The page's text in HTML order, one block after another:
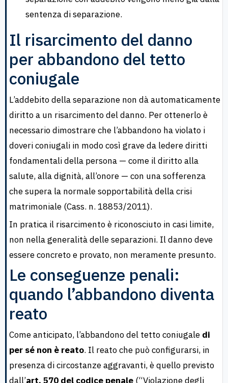
sentenza di separazione.
Il risarcimento del danno
per abbandono del tetto
coniugale
L’addebito della separazione non dà automaticamente
diritto a un risarcimento del danno. Per ottenerlo è
necessario dimostrare che l’abbandono ha violato i
doveri coniugali in modo così grave da ledere diritti
fondamentali della persona — come il diritto alla
salute, alla dignità, all’onore — con una sofferenza
che supera la normale sopportabilità della crisi
matrimoniale (Cass. n. 18853/2011).
In pratica il risarcimento è riconosciuto in casi limite,
non nella generalità delle separazioni. Il danno deve
essere concreto e provato, non meramente presunto.
Le conseguenze penali:
quando l’abbandono diventa
reato
Come anticipato, l’abbandono del tetto coniugale di
per sé non è reato. Il reato che può configurarsi, in
presenza di circostanze aggravanti, è quello previsto
dall’art. 570 del codice penale (“Violazione degli